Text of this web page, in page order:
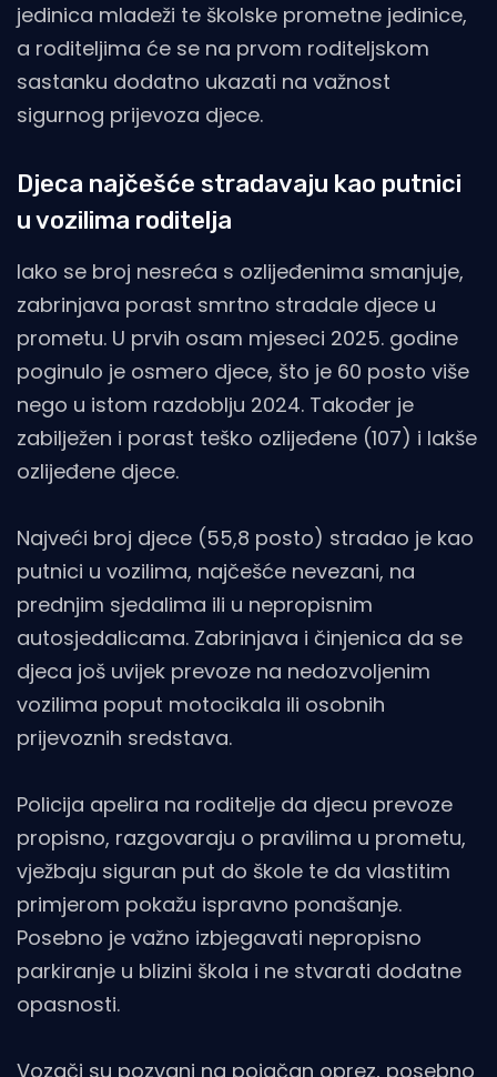
jedinica mladeži te školske prometne jedinice,
a roditeljima će se na prvom roditeljskom
sastanku dodatno ukazati na važnost
sigurnog prijevoza djece.
Djeca najčešće stradavaju kao putnici
u vozilima roditelja
Iako se broj nesreća s ozlijeđenima smanjuje,
zabrinjava porast smrtno stradale djece u
prometu. U prvih osam mjeseci 2025. godine
poginulo je osmero djece, što je 60 posto više
nego u istom razdoblju 2024. Također je
zabilježen i porast teško ozlijeđene (107) i lakše
ozlijeđene djece.
Najveći broj djece (55,8 posto) stradao je kao
putnici u vozilima, najčešće nevezani, na
prednjim sjedalima ili u nepropisnim
autosjedalicama. Zabrinjava i činjenica da se
djeca još uvijek prevoze na nedozvoljenim
vozilima poput motocikala ili osobnih
prijevoznih sredstava.
Policija apelira na roditelje da djecu prevoze
propisno, razgovaraju o pravilima u prometu,
vježbaju siguran put do škole te da vlastitim
primjerom pokažu ispravno ponašanje.
Posebno je važno izbjegavati nepropisno
parkiranje u blizini škola i ne stvarati dodatne
opasnosti.
Vozači su pozvani na pojačan oprez, posebno